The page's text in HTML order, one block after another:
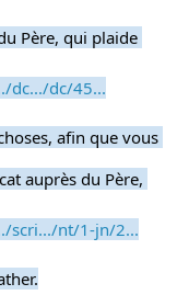
Père, qui plaide
dc.../dc/45...
afin que vous
auprès du Père,
scri.../nt/1-jn/2...